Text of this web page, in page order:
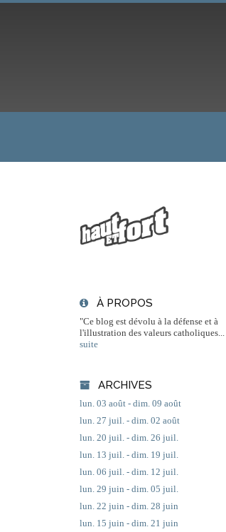
À PROPOS
"Ce blog est dévolu à la défense et à
l'illustration des valeurs catholiques...
suite
ARCHIVES
lun. 03 août - dim. 09 août
lun. 27 juil. - dim. 02 août
lun. 20 juil. - dim. 26 juil.
lun. 13 juil. - dim. 19 juil.
lun. 06 juil. - dim. 12 juil.
lun. 29 juin - dim. 05 juil.
lun. 22 juin - dim. 28 juin
lun. 15 juin - dim. 21 juin